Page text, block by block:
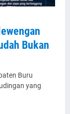
Bukan
Buru
yang